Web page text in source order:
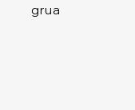
grua